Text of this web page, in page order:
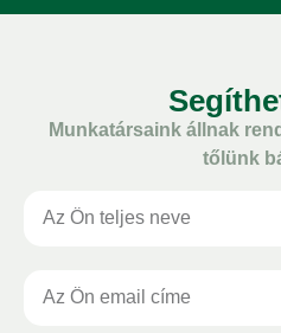
Munkatársaink állnak
tőlünk